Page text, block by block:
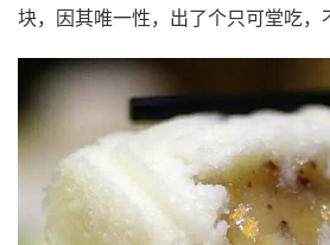
块，因其唯一性，出了个只可堂吃，